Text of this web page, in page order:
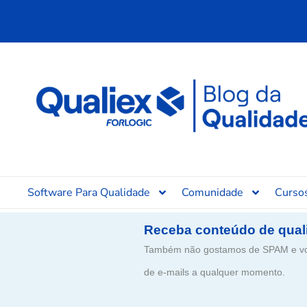
Software Para Qualidade Comunidade
Receba conteúdo de
Também não gostamos de SPAM e
de e-mails a qualquer momento.